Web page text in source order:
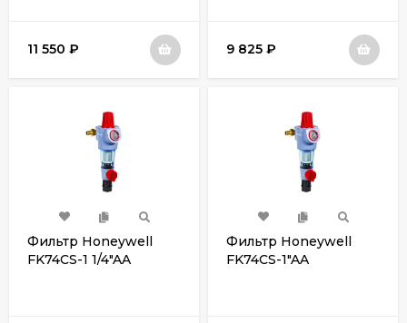
11 550 ₽ 9 825 ₽
Фильтр Honeywell
FK74CS-1 1/4"AA
Фильтр Honeywell
FK74CS-1"AA